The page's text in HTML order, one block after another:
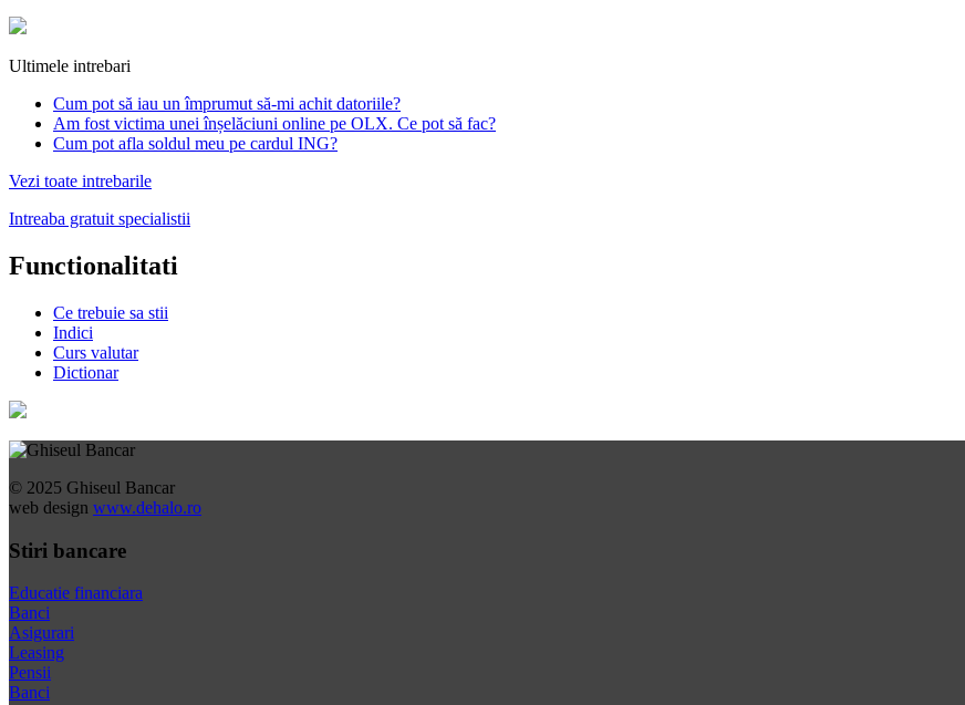
Ultimele intrebari
Cum pot să iau un împrumut să-mi achit datoriile?
Am fost victima unei înșelăciuni online pe OLX. Ce pot să fac?
Cum pot afla soldul meu pe cardul ING?
Vezi toate intrebarile
Intreaba gratuit specialistii
Functionalitati
Ce trebuie sa stii
Indici
Curs valutar
Dictionar
© 2025 Ghiseul Bancar
web design www.dehalo.ro
Stiri bancare
Educatie financiara
Banci
Asigurari
Leasing
Pensii
Banci